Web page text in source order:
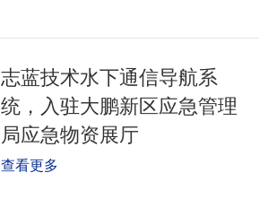
志蓝技术水下通信导航系
统，入驻大鹏新区应急管理
局应急物资展厅
查看更多